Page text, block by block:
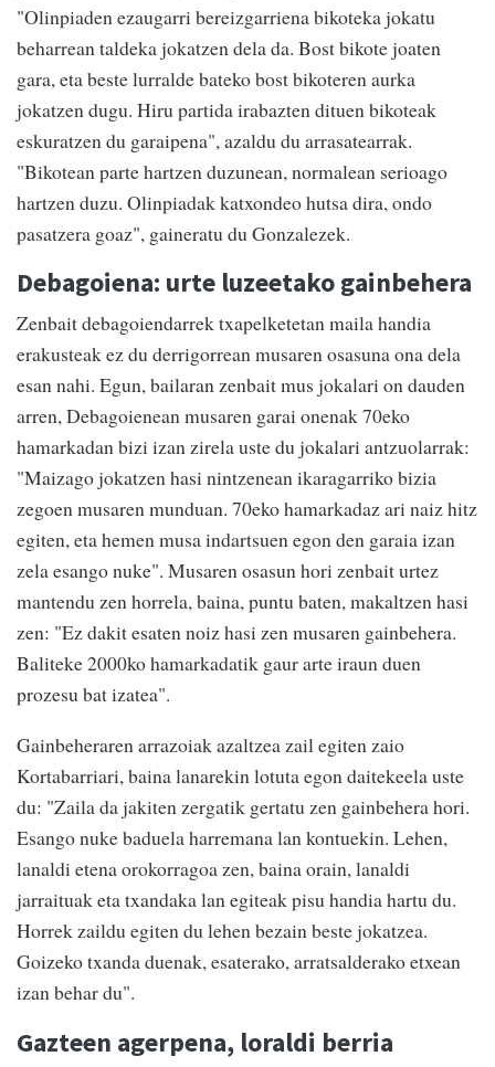
"Olinpiaden ezaugarri bereizgarriena bikoteka jokatu
beharrean taldeka jokatzen dela da. Bost bikote joaten
gara, eta beste lurralde bateko bost bikoteren aurka
jokatzen dugu. Hiru partida irabazten dituen bikoteak
eskuratzen du garaipena", azaldu du arrasatearrak.
"Bikotean parte hartzen duzunean, normalean serioago
hartzen duzu. Olinpiadak katxondeo hutsa dira, ondo
pasatzera goaz", gaineratu du Gonzalezek.
Debagoiena: urte luzeetako gainbehera
Zenbait debagoiendarrek txapelketetan maila handia
erakusteak ez du derrigorrean musaren osasuna ona dela
esan nahi. Egun, bailaran zenbait mus jokalari on dauden
arren, Debagoienean musaren garai onenak 70eko
hamarkadan bizi izan zirela uste du jokalari antzuolarrak:
"Maizago jokatzen hasi nintzenean ikaragarriko bizia
zegoen musaren munduan. 70eko hamarkadaz ari naiz hitz
egiten, eta hemen musa indartsuen egon den garaia izan
zela esango nuke". Musaren osasun hori zenbait urtez
mantendu zen horrela, baina, puntu baten, makaltzen hasi
zen: "Ez dakit esaten noiz hasi zen musaren gainbehera.
Baliteke 2000ko hamarkadatik gaur arte iraun duen
prozesu bat izatea".
Gainbeheraren arrazoiak azaltzea zail egiten zaio
Kortabarriari, baina lanarekin lotuta egon daitekeela uste
du: "Zaila da jakiten zergatik gertatu zen gainbehera hori.
Esango nuke baduela harremana lan kontuekin. Lehen,
lanaldi etena orokorragoa zen, baina orain, lanaldi
jarraituak eta txandaka lan egiteak pisu handia hartu du.
Horrek zaildu egiten du lehen bezain beste jokatzea.
Goizeko txanda duenak, esaterako, arratsalderako etxean
izan behar du".
Gazteen agerpena, loraldi berria